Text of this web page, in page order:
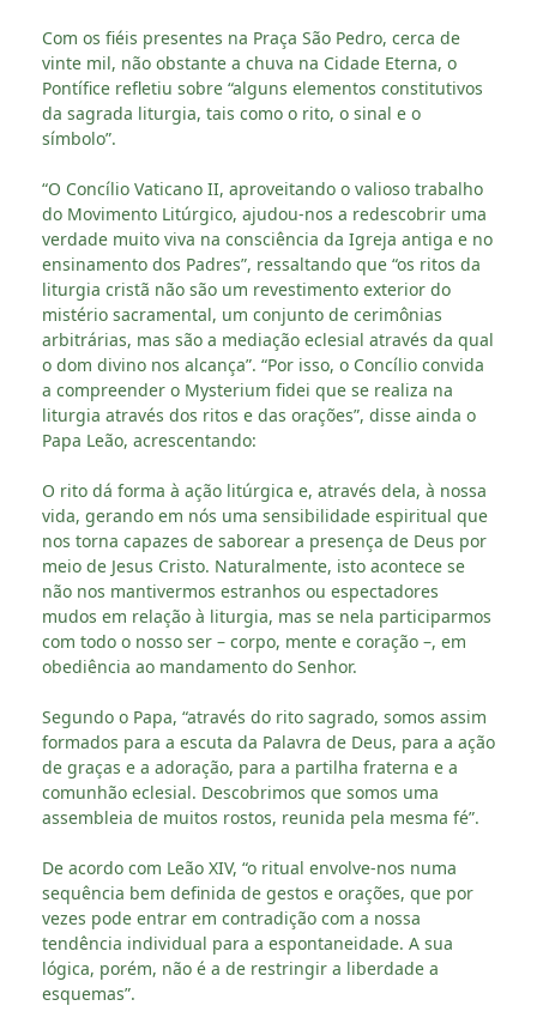
Com os fiéis presentes na Praça São Pedro, cerca de
vinte mil, não obstante a chuva na Cidade Eterna, o
Pontífice refletiu sobre “alguns elementos constitutivos
da sagrada liturgia, tais como o rito, o sinal e o
símbolo”.
“O Concílio Vaticano II, aproveitando o valioso trabalho
do Movimento Litúrgico, ajudou-nos a redescobrir uma
verdade muito viva na consciência da Igreja antiga e no
ensinamento dos Padres”, ressaltando que “os ritos da
liturgia cristã não são um revestimento exterior do
mistério sacramental, um conjunto de cerimônias
arbitrárias, mas são a mediação eclesial através da qual
o dom divino nos alcança”. “Por isso, o Concílio convida
a compreender o Mysterium fidei que se realiza na
liturgia através dos ritos e das orações”, disse ainda o
Papa Leão, acrescentando:
O rito dá forma à ação litúrgica e, através dela, à nossa
vida, gerando em nós uma sensibilidade espiritual que
nos torna capazes de saborear a presença de Deus por
meio de Jesus Cristo. Naturalmente, isto acontece se
não nos mantivermos estranhos ou espectadores
mudos em relação à liturgia, mas se nela participarmos
com todo o nosso ser – corpo, mente e coração –, em
obediência ao mandamento do Senhor.
Segundo o Papa, “através do rito sagrado, somos assim
formados para a escuta da Palavra de Deus, para a ação
de graças e a adoração, para a partilha fraterna e a
comunhão eclesial. Descobrimos que somos uma
assembleia de muitos rostos, reunida pela mesma fé”.
De acordo com Leão XIV, “o ritual envolve-nos numa
sequência bem definida de gestos e orações, que por
vezes pode entrar em contradição com a nossa
tendência individual para a espontaneidade. A sua
lógica, porém, não é a de restringir a liberdade a
esquemas”.